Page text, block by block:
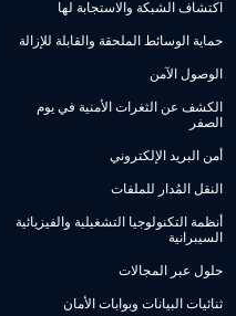
اكتشاف الشبكة والاستجابة لها
حماية الوسائط الملحقة والقابلة للإزالة
الوصول الآمن
الكشف عن الثغرات الأمنية في يوم
الصفر
أمن البريد الإلكتروني
النقل المُدار للملفات
أنظمة التكنولوجيا التشغيلية والفيزيائية
السيبرانية
حلول عبر المجالات
ثنائيات البيانات وبوابات الأمان